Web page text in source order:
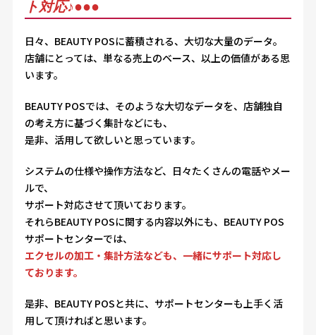
ト対応♪●●●
日々、BEAUTY POSに蓄積される、大切な大量のデータ。
店舗にとっては、単なる売上のベース、以上の価値がある思
います。
BEAUTY POSでは、そのような大切なデータを、店舗独自
の考え方に基づく集計などにも、
是非、活用して欲しいと思っています。
システムの仕様や操作方法など、日々たくさんの電話やメー
ルで、
サポート対応させて頂いております。
それらBEAUTY POSに関する内容以外にも、BEAUTY POS
サポートセンターでは、
エクセルの加工・集計方法なども、一緒にサポート対応し
ております。
是非、BEAUTY POSと共に、サポートセンターも上手く活
用して頂ければと思います。